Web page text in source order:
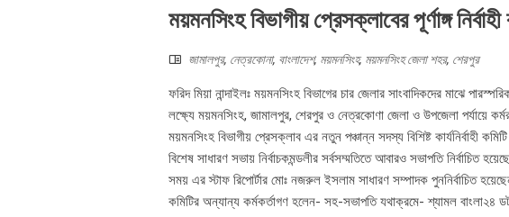
ময়মনসিংহ বিভাগীয় প্রেসক্লাবের পূর্ণাঙ্গ
জামালপুর, নেত্রকোনা, বাংলাদেশ, ময়মনসিংহ, ময়মনসিংহ জেলা শহর, শেরপুর
ফরিদ মিয়া নান্দাইলঃ ময়মনসিংহ বিভাগের চার জেলার সাংবাদিকদের মাঝে
লক্ষ্যে ময়মনসিংহ, জামালপুর, শেরপুর ও নেত্রকোণা জেলা ও উপজেলা পর্যায়ে
ময়মনসিংহ বিভাগীয় প্রেসক্লাব এর নতুন পঞ্চান্ন সদস্য বিশিষ্ট কার্যনির্বাহী
বিশেষ সাধারণ সভায় নির্বাচকমন্ডলীর সর্বসম্মতিতে আবারও সভাপতি
সময় এর স্টাফ রিপোর্টার মোঃ নজরুল ইসলাম সাধারণ সম্পাদক পুননির্বাচিত
কমিটির অন্যান্য কর্মকর্তাগণ হলেন- সহ-সভাপতি যথাক্রমে- শ্যামল